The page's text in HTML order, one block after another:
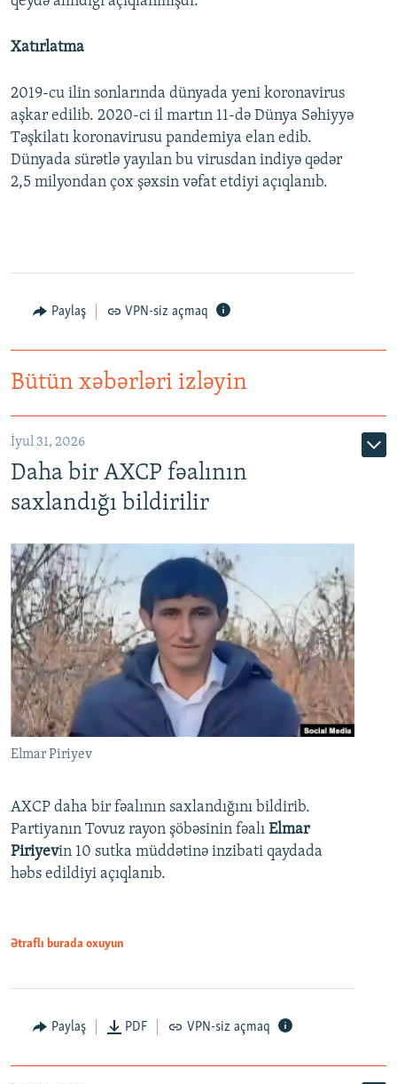
Xatırlatma
2019-cu ilin sonlarında dünyada yeni koronavirus
aşkar edilib. 2020-ci il martın 11-də Dünya Səhiyyə
Təşkilatı koronavirusu pandemiya elan edib.
Dünyada sürətlə yayılan bu virusdan indiyə qədər
2,5 milyondan çox şəxsin vəfat etdiyi açıqlanıb.
Paylaş VPN-siz açmaq
Bütün xəbərləri izləyin
İyul 31, 2026
Daha bir AXCP fəalının
saxlandığı bildirilir
Elmar Piriyev
AXCP daha bir fəalının saxlandığını bildirib.
Partiyanın Tovuz rayon şöbəsinin fəalı Elmar
Piriyevin 10 sutka müddətinə inzibati qaydada
həbs edildiyi açıqlanıb.
Ətraflı burada oxuyun
Paylaş PDF VPN-siz açmaq